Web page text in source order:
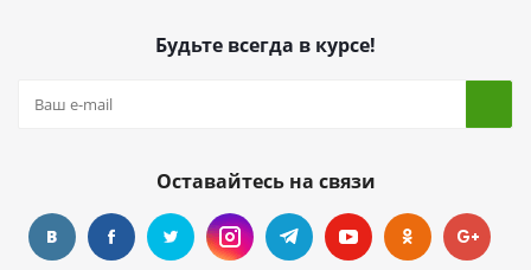
Будьте всегда в курсе!
Оставайтесь на связи